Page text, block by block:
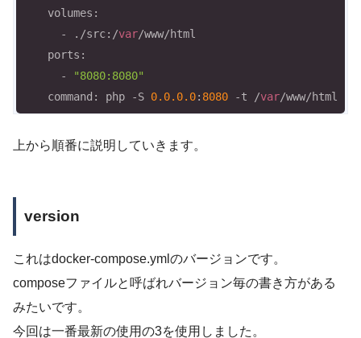
      - ./src:/
var/www/html
      -
"8080:8080"
    command: php -S
0.0.0.0: 8080 -t /var/www/html
上から順番に説明していきます。
version
これはdocker-compose.ymlのバージョンです。
composeファイルと呼ばれバージョン毎の書き方がある
みたいです。
今回は一番最新の使用の3を使用しました。